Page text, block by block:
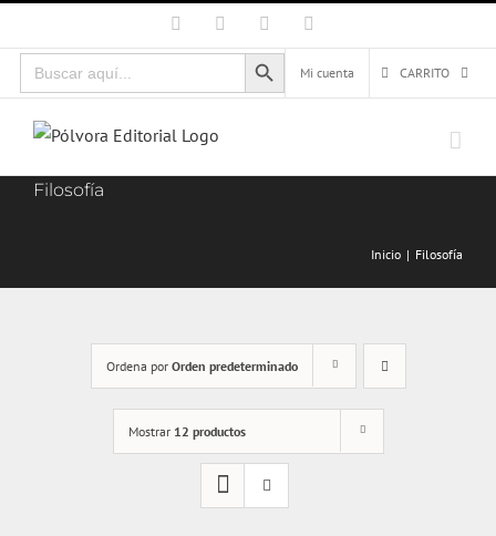
al
contenido
Facebook Instagram
Buscar:
Botón de búsqueda
Mi cuenta
CARRITO
Filosofía
Inicio Filosofía
Ordena por Orden predeterminado
Mostrar 12 productos